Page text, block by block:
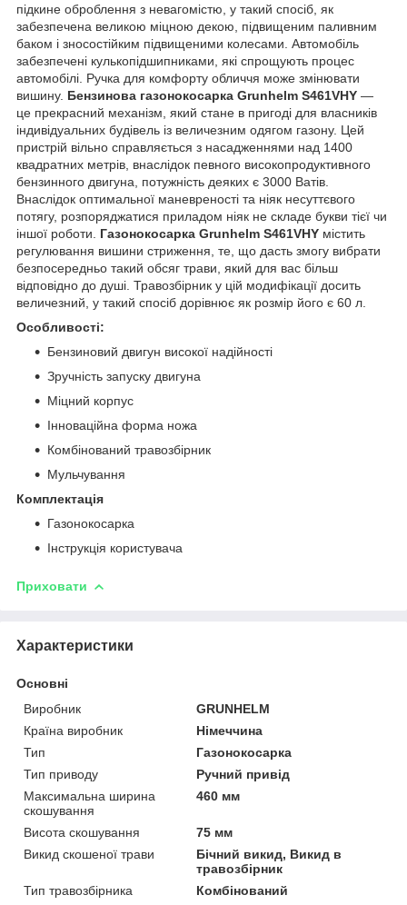
підкине оброблення з невагомістю, у такий спосіб, як
забезпечена великою міцною декою, підвищеним паливним
баком і зносостійким підвищеними колесами. Автомобіль
забезпечені кулькопідшипниками, які спрощують процес
автомобілі. Ручка для комфорту обличчя може змінювати
вишину. Бензинова газонокосарка Grunhelm S461VHY —
це прекрасний механізм, який стане в пригоді для власників
індивідуальних будівель із величезним одягом газону. Цей
пристрій вільно справляється з насадженнями над 1400
квадратних метрів, внаслідок певного високопродуктивного
бензинного двигуна, потужність деяких є 3000 Ватів.
Внаслідок оптимальної маневреності та ніяк несуттєвого
потягу, розпоряджатися приладом ніяк не складе букви тієї чи
іншої роботи. Газонокосарка Grunhelm S461VHY містить
регулювання вишини стриження, те, що дасть змогу вибрати
безпосередньо такий обсяг трави, який для вас більш
відповідно до душі. Травозбірник у цій модифікації досить
величезний, у такий спосіб дорівнює як розмір його є 60 л.
Особливості:
Бензиновий двигун високої надійності
Зручність запуску двигуна
Міцний корпус
Інноваційна форма ножа
Комбінований травозбірник
Мульчування
Комплектація
Газонокосарка
Інструкція користувача
Приховати
Характеристики
Основні
Виробник
GRUNHELM
Країна виробник
Німеччина
Тип
Газонокосарка
Тип приводу
Ручний привід
Максимальна ширина
скошування
460 мм
Висота скошування
75 мм
Викид скошеної трави
Бічний викид, Викид в
травозбірник
Тип травозбірника
Комбінований